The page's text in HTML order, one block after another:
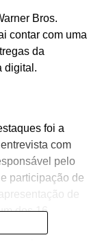
Bros.
contar com uma
da
digital.
foi a
com
pelo
participação de
de
dos 16
Em